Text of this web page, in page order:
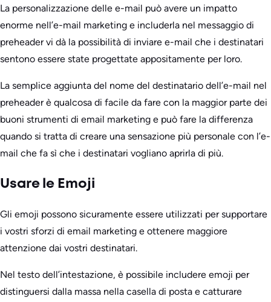
La personalizzazione delle e-mail può avere un impatto
enorme nell’e-mail marketing e includerla nel messaggio di
preheader vi dà la possibilità di inviare e-mail che i destinatari
sentono essere state progettate appositamente per loro.
La semplice aggiunta del nome del destinatario dell’e-mail nel
preheader è qualcosa di facile da fare con la maggior parte dei
buoni strumenti di email marketing e può fare la differenza
quando si tratta di creare una sensazione più personale con l’e-
mail che fa sì che i destinatari vogliano aprirla di più.
Usare le Emoji
Gli emoji possono sicuramente essere utilizzati per supportare
i vostri sforzi di email marketing e ottenere maggiore
attenzione dai vostri destinatari.
Nel testo dell’intestazione, è possibile includere emoji per
distinguersi dalla massa nella casella di posta e catturare